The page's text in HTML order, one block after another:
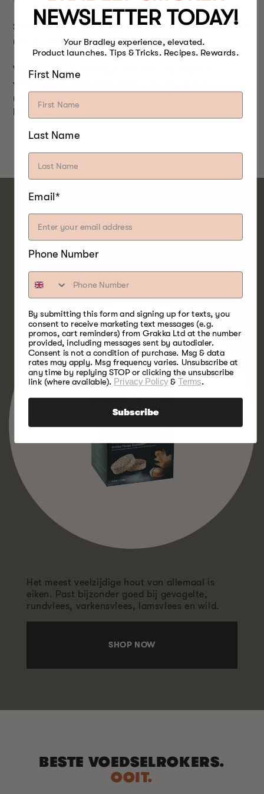
Serveer dunne plakjes gerookt hert op slablaadjes en
met gouden groentechips.
Verdeel ook de rokerige wortelen, sjalotjes en
vleessappen over de borden - en zorg dat je
mierikswortel bij de hand hebt, want dat past er zo
EIK
HOUT
Het meest veelzijdige hout van allemaal is
eiken. Past bijzonder goed bij gevogelte,
rundvlees, varkensvlees, lamsvlees en wild.
SHOP NOW
BESTE VOEDSELROKERS.
OOIT.
NEWSLETTER TODAY!
Your Bradley experience, elevated.
Product launches. Tips & Tricks. Recipes. Rewards.
First Name
Last Name
Email*
Phone Number
By submitting this form and signing up for texts, you
consent to receive marketing text messages (e.g.
promos, cart reminders) from Grakka Ltd at the number
provided, including messages sent by autodialer.
Consent is not a condition of purchase. Msg & data
rates may apply. Msg frequency varies. Unsubscribe at
any time by replying STOP or clicking the unsubscribe
link (where available). Privacy Policy&Terms.
Subscribe